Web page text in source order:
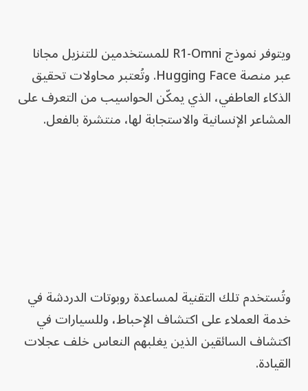
ويتوفر نموذج R1-Omni للمستخدمين للتنزيل مجانا
عبر منصة Hugging Face. وتُعتبر محاولات تحقيق
الذكاء العاطفي، الذي يمكّن الحواسيب من التعرف على
المشاعر الإنسانية والاستجابة لها، منتشرة بالفعل.
وتُستخدم تلك التقنية لمساعدة روبوتات الدردشة في
خدمة العملاء على اكتشاف الإحباط، وللسيارات في
اكتشاف السائقين الذين يغلبهم النعاس خلف عجلات
القيادة.